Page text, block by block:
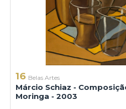
16 Belas Artes
Márcio Schiaz -
Moringa - 2003